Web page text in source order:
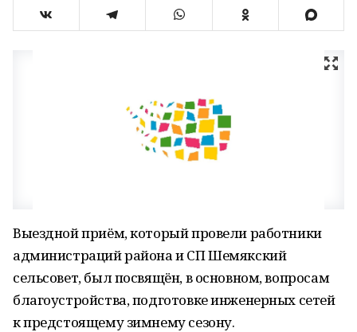
Выездной приём, который провели работники
администраций района и СП Шемякский
сельсовет, был посвящён, в основном, вопросам
благоустройства, подготовке инженерных сетей
к предстоящему зимнему сезону.